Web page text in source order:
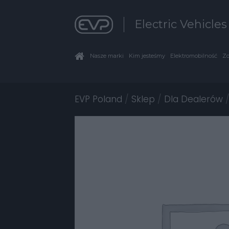
Electric
Nasze marki Kim jesteśmy Elektromobilność
EVP Poland / Sklep / Dla Dealerów